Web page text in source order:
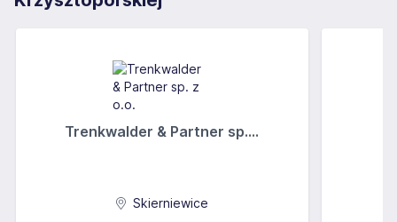
Trenkwalder & Partner sp....
Skierniewice